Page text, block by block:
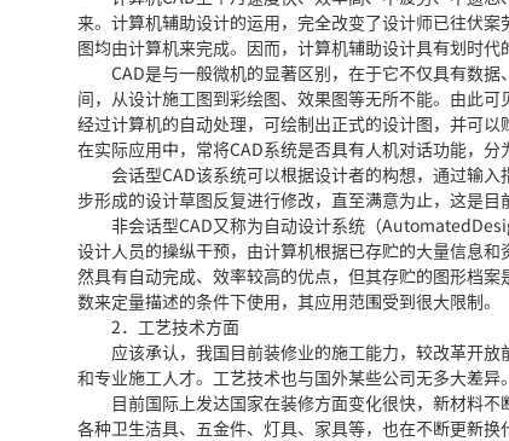
来。计算机辅助设计的运用，完全改变了设计师已往伏
图均由计算机来完成。因而，计算机辅助设计具有划时
CAD是与一般微机的显著区别，在于它不仅具有数据
间，从设计施工图到彩绘图、效果图等无所不能。由此
经过计算机的自动处理，可绘制出正式的设计图，并可
在实际应用中，常将CAD系统是否具有人机对话功能，分
会话型CAD该系统可以根据设计者的构想，通过输入
步形成的设计草图反复进行修改，直至满意为止，这是目
非会话型CAD又称为自动设计系统（
设计人员的操纵干预，由计算机根据已存贮的大量信息
然具有自动完成、效率较高的优点，但其存贮的图形档
数来定量描述的条件下使用，其应用范围受到很大限制。
2．工艺技术方面
应该承认，我国目前装修业的施工能力，较改革开放
和专业施工人才。工艺技术也与国外某些公司无多大差
目前国际上发达国家在装修方面变化很快，新材料不
各种卫生洁具、五金件、灯具、家具等，也在不断更新